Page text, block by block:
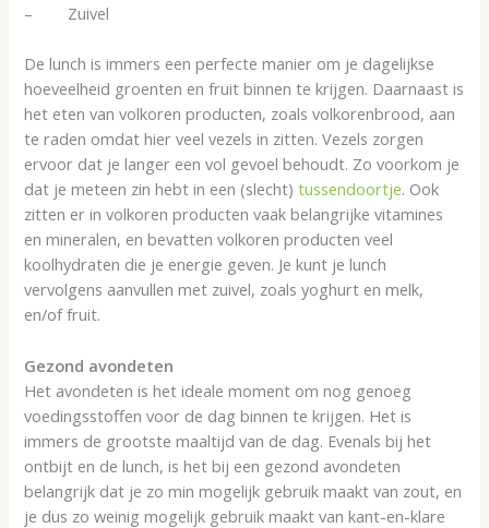
– Zuivel
De lunch is immers een perfecte manier om je dagelijkse
hoeveelheid groenten en fruit binnen te krijgen. Daarnaast is
het eten van volkoren producten, zoals volkorenbrood, aan
te raden omdat hier veel vezels in zitten. Vezels zorgen
ervoor dat je langer een vol gevoel behoudt. Zo voorkom je
dat je meteen zin hebt in een (slecht)tussendoortje. Ook
zitten er in volkoren producten vaak belangrijke vitamines
en mineralen, en bevatten volkoren producten veel
koolhydraten die je energie geven. Je kunt je lunch
vervolgens aanvullen met zuivel, zoals yoghurt en melk,
en/of fruit.
Gezond avondeten
Het avondeten is het ideale moment om nog genoeg
voedingsstoffen voor de dag binnen te krijgen. Het is
immers de grootste maaltijd van de dag. Evenals bij het
ontbijt en de lunch, is het bij een gezond avondeten
belangrijk dat je zo min mogelijk gebruik maakt van zout, en
je dus zo weinig mogelijk gebruik maakt van kant-en-klare